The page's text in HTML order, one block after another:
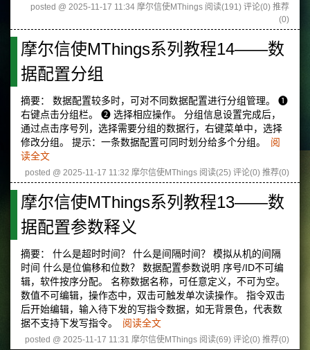
posted @ 2025-11-17 11:34 摩尔信使MThings 阅读(191) 评论(0) 推荐
(0)
摩尔信使MThings系列教程14——数
据配置分组
摘要： 数据配置较多时，可对不同数据配置进行分组管理。 ❶
右键点击分组栏。 ❷ 选择相应操作。 分组信息设置完成后，
通过点击序号列，选择需要分组的数据行，右键菜单中，选择
修改分组。 提示：一条数据配置可同时划分给多个分组。
阅
读全文
posted @ 2025-11-17 11:32 摩尔信使MThings 阅读(25) 评论(0) 推荐(0)
摩尔信使MThings系列教程13——数
据配置参数释义
摘要： 什么是超时时间？ 什么是间隔时间？ 模拟从机的间隔
时间 什么是位偏移和位数？ 数据配置参数说明 序号/ID不可编
辑，软件按序分配。 名称数据名称，可任意定义，不可为空。
数值不可编辑，操作态中，双击可触发单次读操作。 指令双击
后开始编辑，输入待下发的写指令数据，如无背景色，代表数
据不支持下发写指令。
阅读全文
posted @ 2025-11-17 11:31 摩尔信使MThings 阅读(69) 评论(0) 推荐(0)